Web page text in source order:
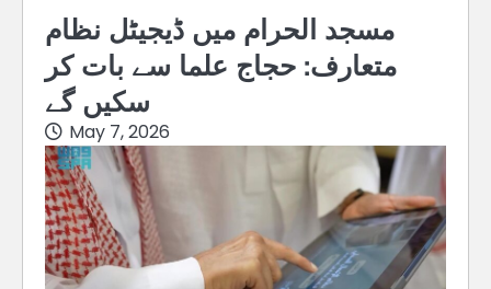
مسجد الحرام میں ڈیجیٹل نظام
متعارف: حجاج علما سے بات کر
سکیں گے
May 7, 2026